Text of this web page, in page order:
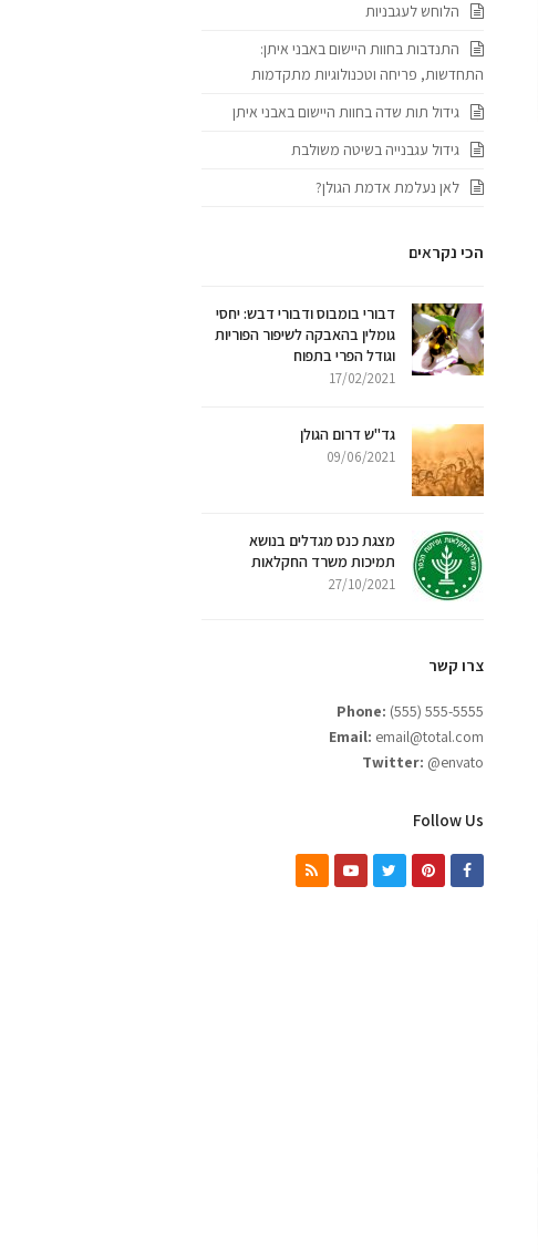
הלוחש לעגבניות
התנדבות בחוות היישום באבני איתן:
התחדשות, פריחה וטכנולוגיות מתקדמות
גידול תות שדה בחוות היישום באבני איתן
גידול עגבנייה בשיטה משולבת
לאן נעלמת אדמת הגולן?
הכי נקראים
דבורי בומבוס ודבורי דבש: יחסי
גומלין בהאבקה לשיפור הפוריות
וגודל הפרי בתפוח
17/02/2021
גד"ש דרום הגולן
09/06/2021
מצגת כנס מגדלים בנושא
תמיכות משרד החקלאות
27/10/2021
צרו קשר
Phone: (555) 555-5555
Email: email@total.com
Twitter: @envato
Follow Us